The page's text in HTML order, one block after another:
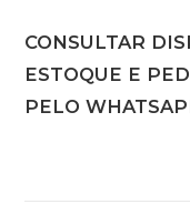
CONSULTAR
ESTOQUE E
PELO